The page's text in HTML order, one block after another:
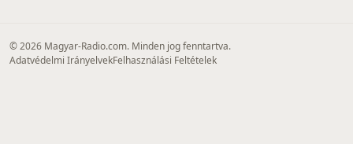
© 2026 Magyar-Radio.com. Minden jog fenntartva.
Adatvédelmi IrányelvekFelhasználási Feltételek